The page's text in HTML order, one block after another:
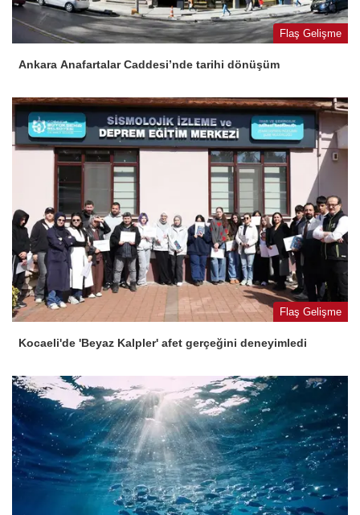
Flaş Gelişme
Ankara Anafartalar Caddesi’nde tarihi dönüşüm
Flaş Gelişme
Kocaeli'de 'Beyaz Kalpler' afet gerçeğini deneyimledi